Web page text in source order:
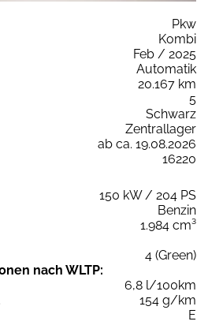
Pkw
Kombi
Feb / 2025
Automatik
20.167 km
5
Schwarz
Zentrallager
ab ca. 19.08.2026
16220
150 kW / 204 PS
Benzin
1.984 cm³
4 (Green)
nach WLTP:
6,8 l/100km
154 g/km
E